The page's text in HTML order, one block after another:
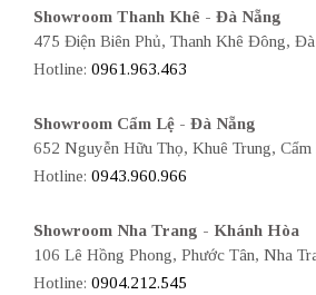
Showroom Thanh Khê - Đà Nẵng
475 Điện Biên Phủ, Thanh Khê Đông,
Hotline: 0961.963.463
Showroom Cẩm Lệ - Đà Nẵng
652 Nguyễn Hữu Thọ, Khuê Trung,
Hotline: 0943.960.966
Showroom Nha Trang - Khánh Hòa
106 Lê Hồng Phong, Phước Tân, Nha
Hotline: 0904.212.545